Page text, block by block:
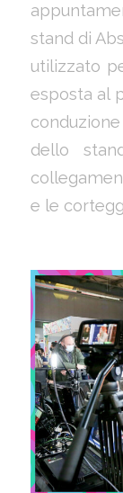
stand di
utilizzato
esposta al
dello
e le